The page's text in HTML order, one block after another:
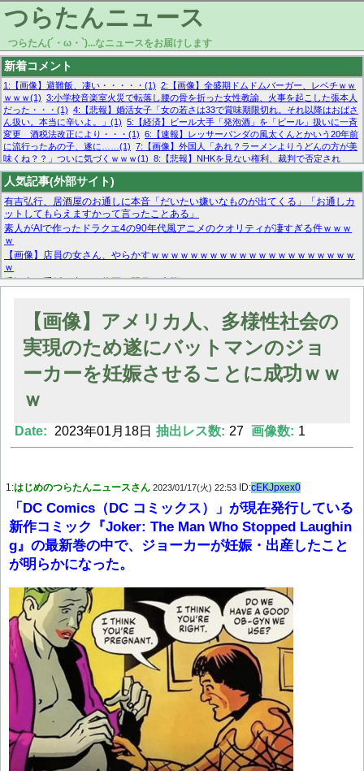
つらたんニュース
つらたん(´・ω・`)...なニュースをお届けします
新着コメント
1:【画像】避難飯、凄い・・・・・(1) 2:【画像】全盛期ドムドムバーガー、レベチｗｗ
ｗｗｗ(1) 3:小学校音楽室火災で転落し腰の骨を折った女性教諭、火事を起こした張本人
だった・・・(1) 4:【悲報】婚活女子「女の若さは33で賞味期限切れ。それ以降はおばさ
ん扱い。本当に辛いよ。」(1) 5:【経済】ビール大手「発泡酒」を「ビール」扱いに一斉
変更 酒税法改正により・・・(1) 6:【速報】レッサーパンダの風太くんとかいう20年前
に流行ったあの子、遂に……(1) 7:【画像】外国人「あれ？ラーメンよりうどんの方が美
味くね？？」ついに気づくｗｗｗ(1) 8:【悲報】NHKを見ない権利、裁判で否定され
る・・・(1) 9:欧州委員長「原発縮小は間違いでした」(1) 10:【悲報】日本企業の人手不
足、限界突破 52%「正社員も足りてません…」(1)
人気記事(外部サイト)
有吉弘行、居酒屋のお通しに本音「だいたい嫌いなものが出てくる」「お通しカ
ットしてもらえますかって言ったことある」
素人がAIで作ったドラクエ4の90年代風アニメのクオリティが凄すぎる件ｗｗｗ
ｗ
【画像】店員の女さん、やらかすｗｗｗｗｗｗｗｗｗｗｗｗｗｗｗｗｗｗｗｗｗ
ｗ
毛沢東に手紙を書いた将軍、翌月に失脚
ニーCEOの「量より質」宣言の裏で渦巻くファンの本音とMCUの未来を徹底考
【モー娘。石田亜佑美】ファーストテイク出演も新規獲得ならず？北川莉央が1
【画像あり】FacebookとかTwitterで拾ったエロ画像貼ってくよ
Powered by livedoor 相互RSS
【画像】アメリカ人、多様性社会の
実現のため遂にバットマンのジョ
ーカーを妊娠させることに成功ｗｗ
ｗ
Date: 2023年01月18日 抽出レス数: 27 画像数: 1
1:はじめのつらたんニュースさん 2023/01/17(火) 22:53 ID:cEKJpxex0
「DC Comics（DC コミックス）」が現在発行している
新作コミック『Joker: The Man Who Stopped Laughin
g』の最新巻の中で、ジョーカーが妊娠・出産したこと
が明らかになった。